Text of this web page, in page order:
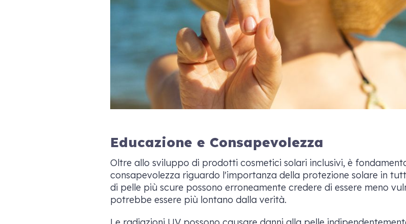
Educazione e Consapevolezza
Oltre allo sviluppo di prodotti cosmetici solari inclusivi, è
consapevolezza riguardo l'importanza della protezione solare in
di pelle più scure possono erroneamente credere di essere meno
potrebbe essere più lontano dalla verità.